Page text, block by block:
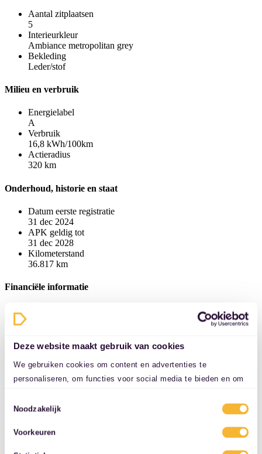
Deze website maakt gebruik van cookies
We gebruiken cookies om content en advertenties te
personaliseren, om functies voor social media te bieden en om
uw gebruik van onze site met onze partners voor social media,
combineren met andere informatie die u aan ze heeft verstrekt
of die ze hebben verzameld op basis van uw gebruik van hun
Toestemmingsselectie
Noodzakelijk
Voorkeuren
Aantal zitplaatsen
5
Interieurkleur
Ambiance metropolitan grey
Bekleding
Leder/stof
Milieu en verbruik
Energielabel
A
Verbruik
16,8 kWh/100km
Actieradius
320 km
Onderhoud, historie en staat
Datum eerste registratie
31 dec 2024
APK geldig tot
31 dec 2028
Kilometerstand
36.817 km
Financiële informatie
€ 53 - € 57 p/m
Bijtellingspercentage
16%
Identificatie
Kenteken